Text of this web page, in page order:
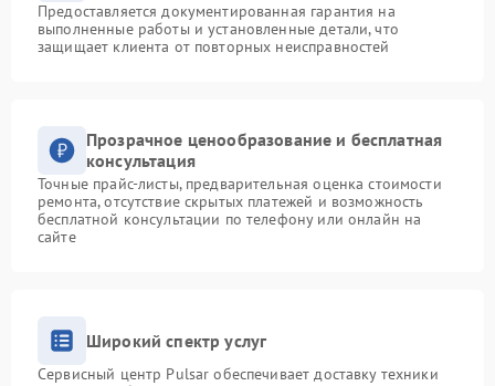
Предоставляется документированная гарантия на
выполненные работы и установленные детали, что
защищает клиента от повторных неисправностей
Прозрачное ценообразование и бесплатная
консультация
Точные прайс-листы, предварительная оценка стоимости
ремонта, отсутствие скрытых платежей и возможность
бесплатной консультации по телефону или онлайн на
сайте
Широкий спектр услуг
Сервисный центр Pulsar обеспечивает доставку техники